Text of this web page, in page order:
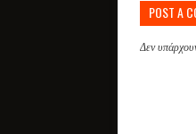
POST A
Δεν